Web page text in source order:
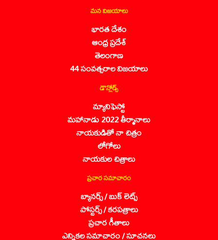
మన విజయాలు
భారత దేశం
ఆంధ్ర ప్రదేశ్
తెలంగాణ
44 సంవత్సరాల విజయాలు
డౌన్లోడ్స్
మ్యానిఫెస్టో
మహానాడు 2022 తీర్మానాలు
నాయకుడితో నా చిత్రం
లోగోలు
నాయకుల చిత్రాలు
ప్రచార సమాచారం
బ్యానర్స్ / బుక్ లెట్స్
పోస్టర్స్ / కరపత్రాలు
ప్రచార గీతాలు
ఎన్నికల సమాచారం / సూచనలు